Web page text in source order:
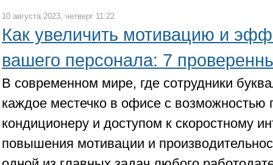
10 августа 2023, четверг 11:22
Как увеличить мотивацию и
вашего персонала: 7
В современном мире, где сотрудники
каждое местечко в офисе с возможностью
кондиционеру и доступом к скоростному
повышения мотивации и